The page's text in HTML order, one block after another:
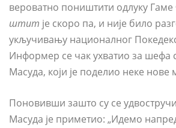
вероватно поништити одлуку
штит је скоро па, и није било
укључивању националног
Информер се чак ухватио за шефа
Масуда, који је поделио неке нове
Поновивши зашто су се
Масуда је приметио: „Идемо